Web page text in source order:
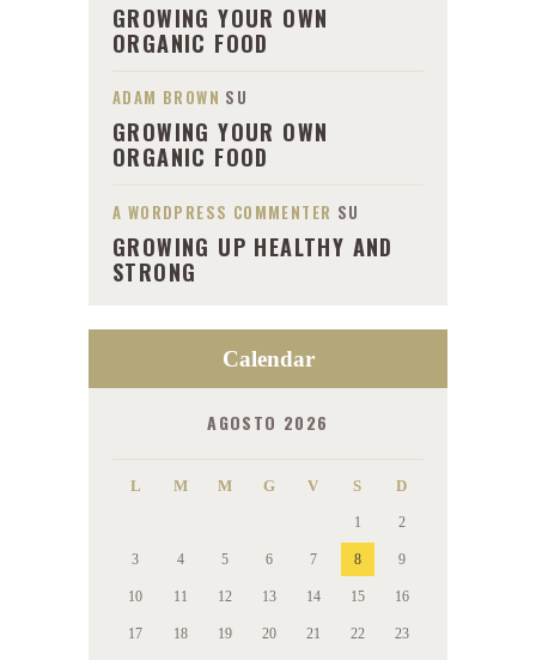
GROWING YOUR OWN
ORGANIC FOOD
ADAM BROWN SU
GROWING YOUR OWN
ORGANIC FOOD
A WORDPRESS COMMENTER SU
GROWING UP HEALTHY AND
STRONG
Calendar
AGOSTO 2026
L M M G V S D
1 2
3 4 5 6 7 8 9
10 11 12 13 14 15 16
17 18 19 20 21 22 23